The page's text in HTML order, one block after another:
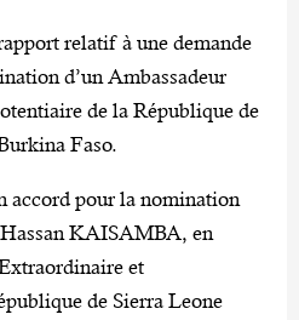
relatif à une demande
d’un Ambassadeur
de la République de
Faso.
accord pour la nomination
KAISAMBA, en
et
de Sierra Leone